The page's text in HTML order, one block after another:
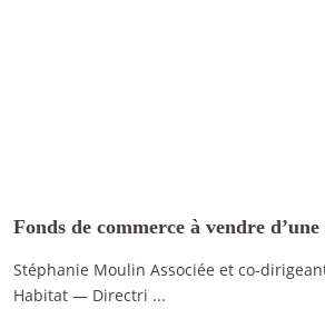
Fonds de commerce à vendre d’une
Stéphanie Moulin Associée et co-
Habitat — Directri ...